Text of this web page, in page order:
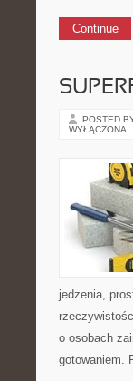
Continue
POSTED
WYŁĄCZONA
jedzenia,
o osobach
gotowaniem.